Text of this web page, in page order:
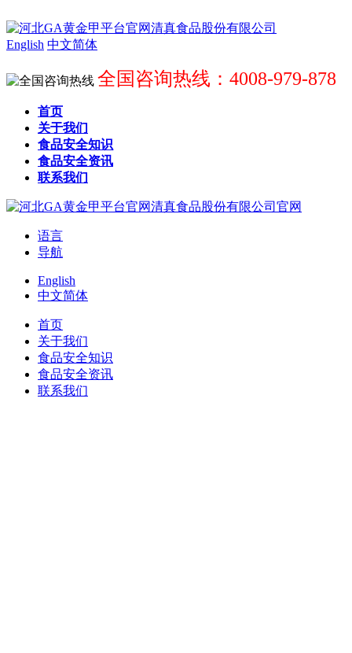
English 中文简体
全国咨询热线：4008-979-878
首页
关于我们
食品安全知识
食品安全资讯
联系我们
语言
导航
English
中文简体
首页
关于我们
食品安全知识
食品安全资讯
联系我们